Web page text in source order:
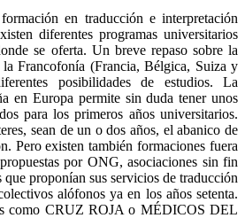
en traducción e interpretación
diferentes programas universitarios
se oferta. Un breve repaso sobre la
Francofonía (Francia, Bélgica, Suiza y
posibilidades de estudios. La
en Europa permite sin duda tener unos
para los primeros años universitarios.
sean de un o dos años, el abanico de
Pero existen también formaciones fuera
por ONG, asociaciones sin fin
proponían sus servicios de traducción
alófonos ya en los años setenta.
como CRUZ ROJA o MÉDICOS DEL